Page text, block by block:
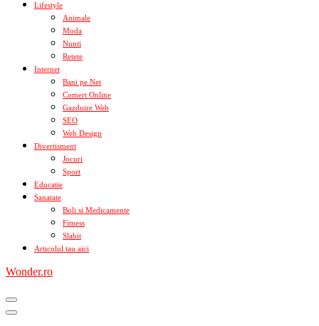
Lifestyle
Animale
Moda
Nunti
Retete
Internet
Bani pe Net
Comert Online
Gazduire Web
SEO
Web Design
Divertisment
Jocuri
Sport
Educatie
Sanatate
Boli si Medicamente
Fitness
Slabit
Articolul tau aici
Wonder.ro